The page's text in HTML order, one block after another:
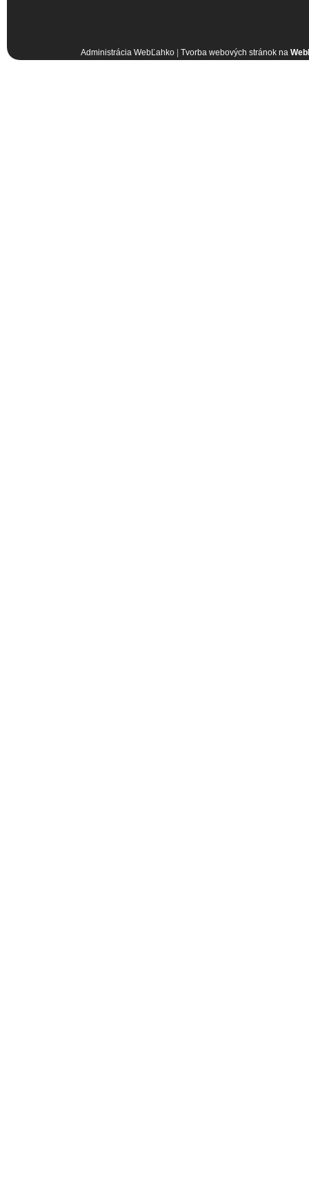
Administrácia WebĽahko| Tvorba webových stránok na